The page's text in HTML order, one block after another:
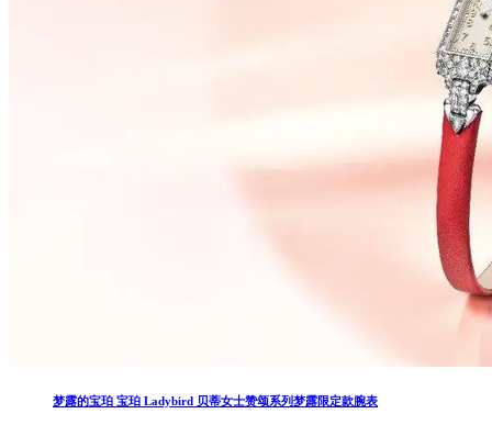
梦露的宝珀 宝珀 Ladybird 贝蒂女士赞颂系列梦露限定款腕表